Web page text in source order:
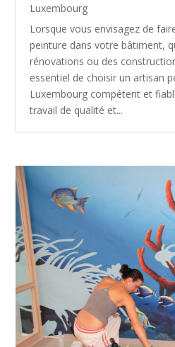
Luxembourg
Lorsque vous envisagez de
peinture dans votre bâtiment,
rénovations ou des
essentiel de choisir un artisan
Luxembourg compétent et
travail de qualité et...